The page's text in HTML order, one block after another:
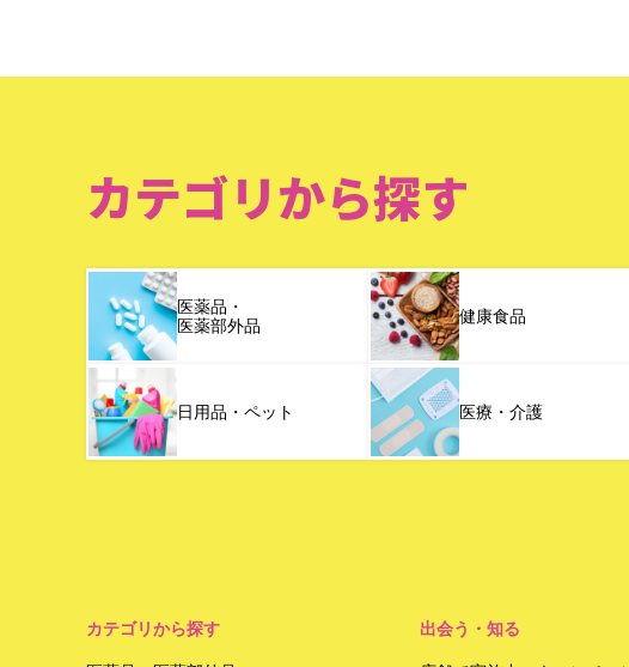
カテゴリから探す
医薬品・
医薬部外品
健康食品
日用品・ペット 医療・介護
カテゴリから探す 出会う・知る